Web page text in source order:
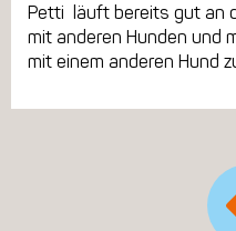
Petti läuft bereits gut an
mit anderen Hunden und
mit einem anderen Hund